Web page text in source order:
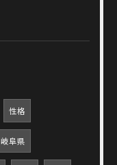
性格
岐阜県